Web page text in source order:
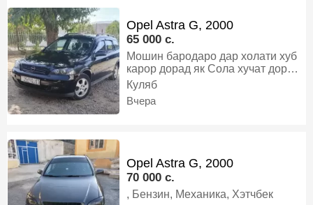
Автомат, Универсал
Opel Astra G, 2000
65 000 c.
Мошин бародаро дар холати хуб
карор дорад як Сола хучат дорад
балоно Нав кандисанер кор
мекунад краска намекуни факат
хаи мекуни, Бензин, Механика,
Куляб
Вчера
Opel Astra G, 2000
70 000 c.
, Бензин, Механика, Хэтчбек